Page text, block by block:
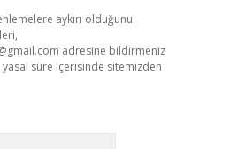
aykırı olduğunu
adresine bildirmeniz
süre içerisinde sitemizden